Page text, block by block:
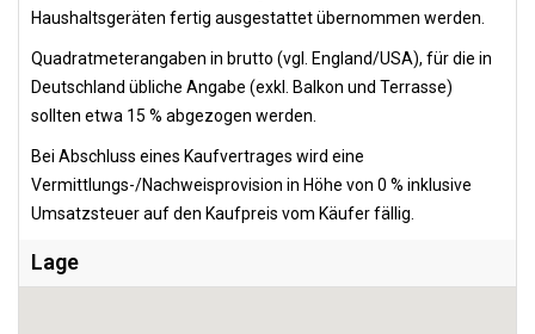
Haushaltsgeräten fertig ausgestattet übernommen werden.
Quadratmeterangaben in brutto (vgl. England/USA), für die in
Deutschland übliche Angabe (exkl. Balkon und Terrasse)
sollten etwa 15 % abgezogen werden.
Bei Abschluss eines Kaufvertrages wird eine
Vermittlungs-/Nachweisprovision in Höhe von 0 % inklusive
Umsatzsteuer auf den Kaufpreis vom Käufer fällig.
Lage